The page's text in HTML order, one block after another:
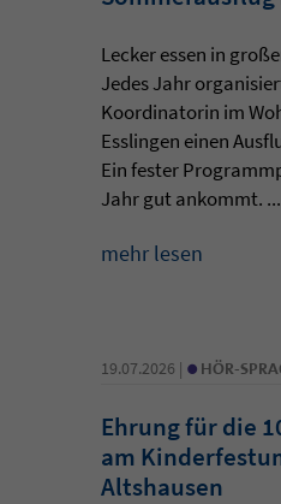
Lecker essen in
Jedes Jahr
Koordinatorin im
Esslingen einen
Ein fester
Jahr gut ankommt. ...
mehr lesen
19.07.2026 | • HÖR-
Ehrung für die
am
Altshausen